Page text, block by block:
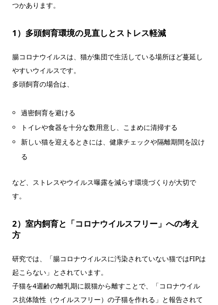
つかあります。
1）多頭飼育環境の見直しとストレス軽減
腸コロナウイルスは、猫が集団で生活している場所ほど蔓延し
やすいウイルスです。
多頭飼育の場合は、
過密飼育を避ける
トイレや食器を十分な数用意し、こまめに清掃する
新しい猫を迎えるときには、健康チェックや隔離期間を設け
る
など、ストレスやウイルス曝露を減らす環境づくりが大切で
す。
2）室内飼育と「コロナウイルスフリー」への考え
方
研究では、「腸コロナウイルスに汚染されていない猫ではFIPは
起こらない」とされています。
子猫を4週齢の離乳期に親猫から離すことで、「コロナウイル
ス抗体陰性（ウイルスフリー）の子猫を作れる」と報告されて